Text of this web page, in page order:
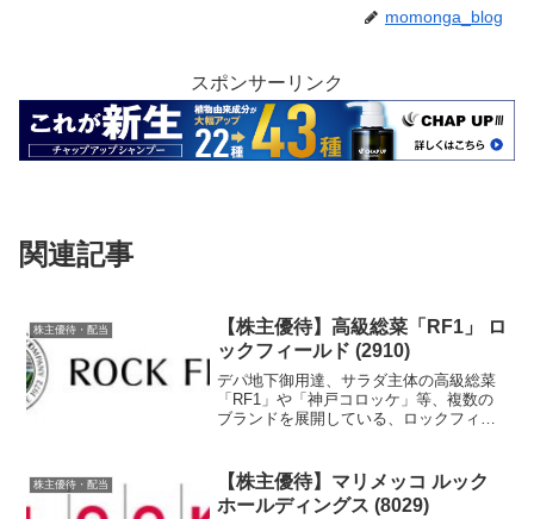
momonga_blog
スポンサーリンク
関連記事
株主優待・配当
【株主優待】高級総菜「RF1」 ロ
ックフィールド (2910)
デパ地下御用達、サラダ主体の高級総菜
「RF1」や「神戸コロッケ」等、複数の
ブランドを展開している、ロックフィー
株主優待・配当
【株主優待】マリメッコ ルック
ホールディングス (8029)